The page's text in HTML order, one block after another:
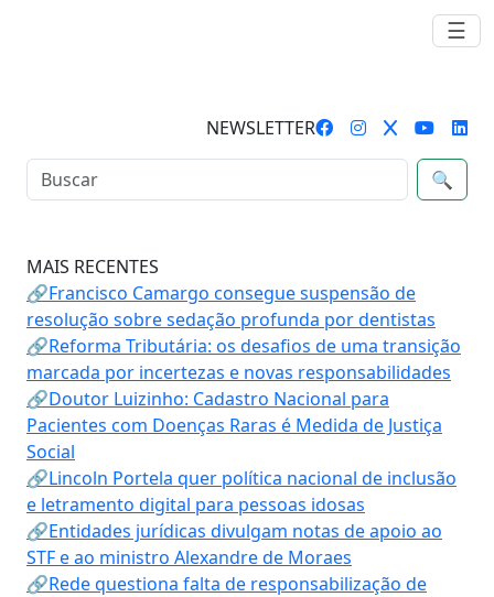
☰
NEWSLETTER
🔍
MAIS RECENTES
🔗Francisco Camargo consegue suspensão de
resolução sobre sedação profunda por dentistas
🔗Reforma Tributária: os desafios de uma transição
marcada por incertezas e novas responsabilidades
🔗Doutor Luizinho: Cadastro Nacional para
Pacientes com Doenças Raras é Medida de Justiça
Social
🔗Lincoln Portela quer política nacional de inclusão
e letramento digital para pessoas idosas
🔗Entidades jurídicas divulgam notas de apoio ao
STF e ao ministro Alexandre de Moraes
🔗Rede questiona falta de responsabilização de